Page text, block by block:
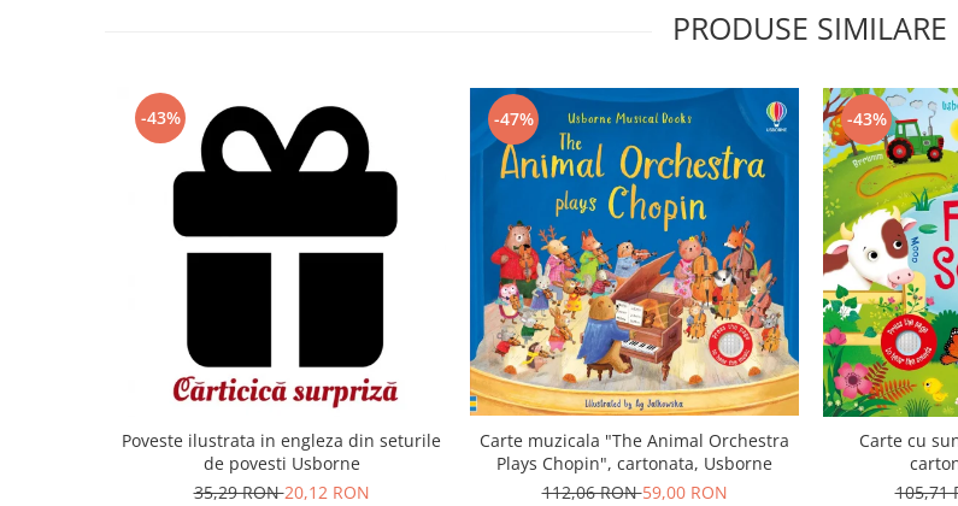
PRODUSE SIMILARE
-43%
Poveste ilustrata in engleza din seturile
de povesti Usborne
35,29 RON20,12 RON
-47%
Carte muzicala "The Animal Orchestra
Plays Chopin", cartonata, Usborne
112,06 RON59,00 RON
-43%
Carte cu
105,71